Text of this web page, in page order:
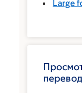
Large
перевод